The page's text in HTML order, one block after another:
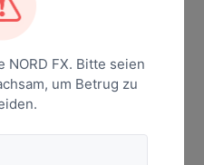
NORD FX. Bitte seien
um Betrug zu